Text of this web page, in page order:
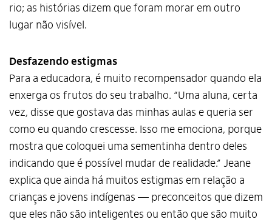
rio; as histórias dizem que foram morar em outro
lugar não visível.
Desfazendo estigmas
Para a educadora, é muito recompensador quando ela
enxerga os frutos do seu trabalho. “Uma aluna, certa
vez, disse que gostava das minhas aulas e queria ser
como eu quando crescesse. Isso me emociona, porque
mostra que coloquei uma sementinha dentro deles
indicando que é possível mudar de realidade.” Jeane
explica que ainda há muitos estigmas em relação a
crianças e jovens indígenas — preconceitos que dizem
que eles não são inteligentes ou então que são muito